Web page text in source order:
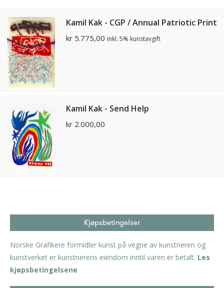
Kamil Kak - CGP / Annual Patriotic Print
kr 5.775,00 inkl. 5% kunstavgift
Kamil Kak - Send Help
kr 2.000,00
Kjøpsbetingelser
Norske Grafikere formidler kunst på vegne av kunstneren og
kunstverket er kunstnerens eiendom inntil varen er betalt. Les
kjøpsbetingelsene